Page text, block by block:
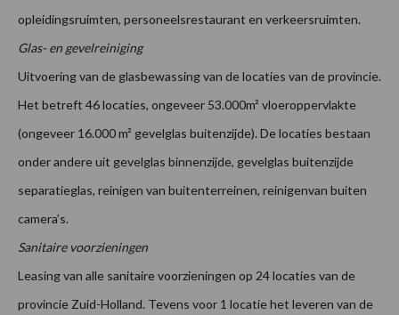
opleidingsruimten, personeelsrestaurant en verkeersruimten.
Glas- en gevelreiniging
Uitvoering van de glasbewassing van de locaties van de provincie.
Het betreft 46 locaties, ongeveer 53.000m² vloeroppervlakte
(ongeveer 16.000 m² gevelglas buitenzijde). De locaties bestaan
onder andere uit gevelglas binnenzijde, gevelglas buitenzijde
separatieglas, reinigen van buitenterreinen, reinigenvan buiten
camera’s.
Sanitaire voorzieningen
Leasing van alle sanitaire voorzieningen op 24 locaties van de
provincie Zuid-Holland. Tevens voor 1 locatie het leveren van de